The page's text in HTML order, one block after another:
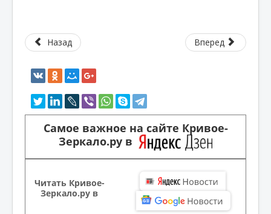
Назад Вперед
Самое важное на сайте Кривое-
Зеркало.ру в
Читать Кривое-
Зеркало.ру в